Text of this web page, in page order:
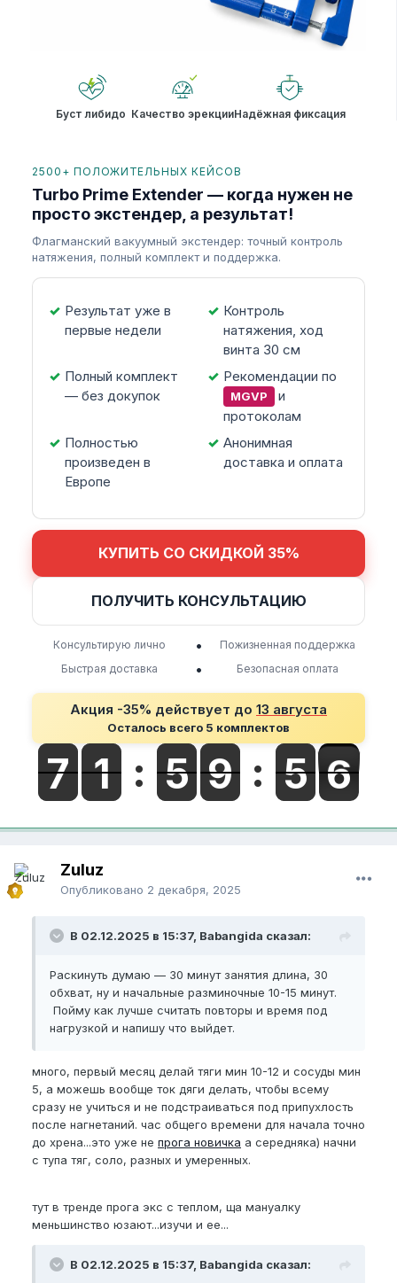
Буст либидо Качество эрекцииНадёжная фиксация
2500+ ПОЛОЖИТЕЛЬНЫХ КЕЙСОВ
Turbo Prime Extender — когда нужен не
просто экстендер, а результат!
Флагманский вакуумный экстендер: точный контроль
натяжения, полный комплект и поддержка.
Результат уже в
первые недели
Контроль
натяжения, ход
винта 30 см
Полный комплект
— без докупок
Рекомендации по
MGVP
и
протоколам
Полностью
произведен в
Европе
Анонимная
доставка и оплата
КУПИТЬ СО СКИДКОЙ 35%
ПОЛУЧИТЬ КОНСУЛЬТАЦИЮ
Консультирую лично •
Пожизненная поддержка
Быстрая доставка
• Безопасная оплата
Акция -35% действует до 13 августа
Осталось всего 5 комплектов
Zuluz
Опубликовано 2 декабря, 2025
В 02.12.2025 в 15:37, Babangida сказал:
Раскинуть думаю — 30 минут занятия длина, 30
обхват, ну и начальные разминочные 10-15 минут.
Пойму как лучше считать повторы и время под
нагрузкой и напишу что выйдет.
много, первый месяц делай тяги мин 10-12 и сосуды мин
5, а можешь вообще ток дяги делать, чтобы всему
сразу не учиться и не подстраиваться под припухлость
после нагнетаний. час общего времени для начала точно
до хрена...это уже не прога новичка а середняка) начни
с тупа тяг, соло, разных и умеренных.
тут в тренде прога экс с теплом, ща мануалку
меньшинство юзают...изучи и ее...
В 02.12.2025 в 15:37, Babangida сказал: